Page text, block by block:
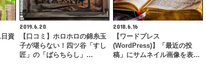
日資
2019.6.20
【口コミ】ホロホロの錦糸玉
子が堪らない！四ツ谷「すし
匠」の「ばらちらし」…
2018.6.16
【ワードプレス
(WordPress)】「最近の投
稿」にサムネイル画像を表…